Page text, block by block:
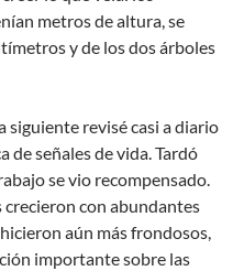
metros de altura, se
y de los dos árboles
revisé casi a diario
de señales de vida. Tardó
se vio recompensado.
con abundantes
aún más frondosos,
importante sobre las